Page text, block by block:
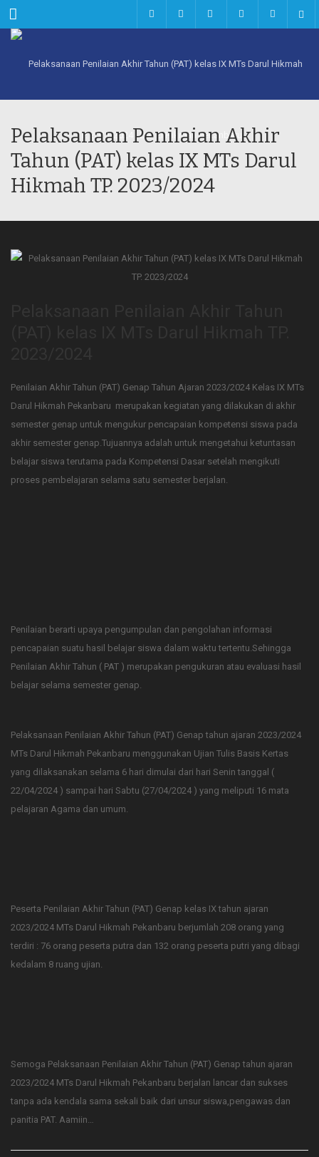
Menu
Pelaksanaan Penilaian Akhir
Tahun (PAT) kelas IX MTs Darul
Hikmah TP. 2023/2024
Penilaian Akhir Tahun (PAT) Genap Tahun Ajaran 2023/2024 Kelas IX MTs
Darul Hikmah Pekanbaru merupakan kegiatan yang dilakukan di akhir
semester genap untuk mengukur pencapaian kompetensi siswa pada
akhir semester genap.Tujuannya adalah untuk mengetahui ketuntasan
belajar siswa terutama pada Kompetensi Dasar setelah mengikuti
proses pembelajaran selama satu semester berjalan.
Penilaian berarti upaya pengumpulan dan pengolahan informasi
pencapaian suatu hasil belajar siswa dalam waktu tertentu.Sehingga
Penilaian Akhir Tahun ( PAT ) merupakan pengukuran atau evaluasi hasil
belajar selama semester genap.
Pelaksanaan Penilaian Akhir Tahun (PAT) Genap tahun ajaran 2023/2024
MTs Darul Hikmah Pekanbaru menggunakan Ujian Tulis Basis Kertas
yang dilaksanakan selama 6 hari dimulai dari hari Senin tanggal (
22/04/2024 ) sampai hari Sabtu (27/04/2024 ) yang meliputi 16 mata
pelajaran Agama dan umum.
Peserta Penilaian Akhir Tahun (PAT) Genap kelas IX tahun ajaran
2023/2024 MTs Darul Hikmah Pekanbaru berjumlah 208 orang yang
terdiri : 76 orang peserta putra dan 132 orang peserta putri yang dibagi
kedalam 8 ruang ujian.
Semoga Pelaksanaan Penilaian Akhir Tahun (PAT) Genap tahun ajaran
2023/2024 MTs Darul Hikmah Pekanbaru berjalan lancar dan sukses
tanpa ada kendala sama sekali baik dari unsur siswa,pengawas dan
panitia PAT. Aamiin…